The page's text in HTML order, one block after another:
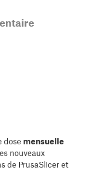
dose mensuelle
nouveaux
de PrusaSlicer et